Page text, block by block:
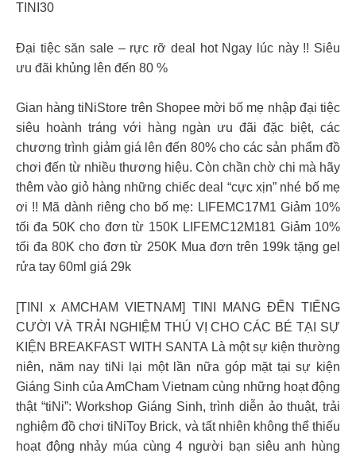
TINI30 ​
Đại tiệc săn sale – rực rỡ deal hot​ Ngay lúc này !! Siêu
ưu đãi khủng lên đến 80 %​
Gian hàng tiNiStore trên Shopee mời bố mẹ nhập đại tiệc
siêu hoành tráng với hàng ngàn ưu đãi đặc biệt, các
chương trình giảm giá lên đến 80% cho các sản phẩm đồ
chơi đến từ nhiều thương hiệu. Còn chần chờ chi mà hãy
thêm vào giỏ hàng những chiếc deal “cực xịn” nhé bố mẹ
ơi !!​ Mã dành riêng cho bố mẹ:​ LIFEMC17M1 Giảm 10%
tối đa 50K cho đơn từ 150K​ LIFEMC12M181 Giảm 10%
tối đa 80K cho đơn từ 250K​ Mua đơn trên 199k tặng gel
rửa tay 60ml giá 29k​
[TINI x AMCHAM VIETNAM] TINI MANG ĐẾN TIẾNG
CƯỜI VÀ TRẢI NGHIỆM THÚ VỊ CHO CÁC BÉ TẠI SỰ
KIỆN BREAKFAST WITH SANTA Là một sự kiện thường
niên, năm nay tiNi lại một lần nữa góp mặt tại sự kiện
Giáng Sinh của AmCham Vietnam cùng những hoạt động
thật “tiNi”: Workshop Giáng Sinh, trình diễn ảo thuật, trải
nghiệm đồ chơi tiNiToy Brick, và tất nhiên không thể thiếu
hoạt động nhảy múa cùng 4 người bạn siêu anh hùng